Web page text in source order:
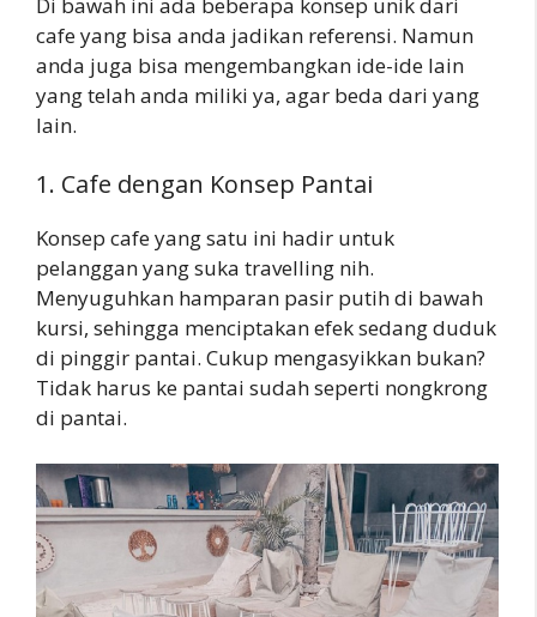
cafe yang bisa anda jadikan referensi. Namun
anda juga bisa mengembangkan ide-ide lain
yang telah anda miliki ya, agar beda dari yang
lain.
1. Cafe dengan Konsep Pantai
Konsep cafe yang satu ini hadir untuk
pelanggan yang suka travelling nih.
Menyuguhkan hamparan pasir putih di bawah
kursi, sehingga menciptakan efek sedang duduk
di pinggir pantai. Cukup mengasyikkan bukan?
Tidak harus ke pantai sudah seperti nongkrong
di pantai.